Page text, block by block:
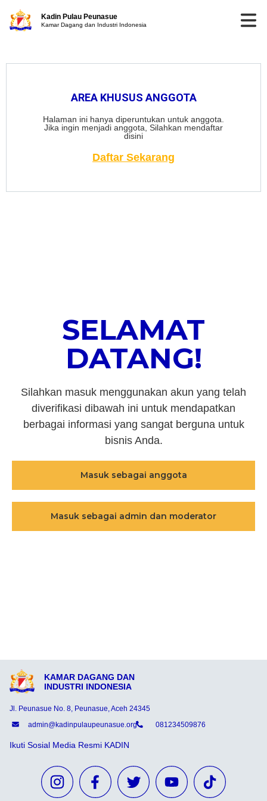
Kadin Pulau Peunasue
Kamar Dagang dan Industri Indonesia
AREA KHUSUS ANGGOTA
Halaman ini hanya diperuntukan untuk anggota.
Jika ingin menjadi anggota, Silahkan mendaftar
disini
Daftar Sekarang
SELAMAT
DATANG!
Silahkan masuk menggunakan akun yang telah
diverifikasi dibawah ini untuk mendapatkan
berbagai informasi yang sangat berguna untuk
bisnis Anda.
Masuk sebagai anggota
Masuk sebagai admin dan moderator
KAMAR DAGANG DAN
INDUSTRI INDONESIA
Jl. Peunasue No. 8, Peunasue, Aceh 24345
admin@kadinpulaupeunasue.org
081234509876
Ikuti Sosial Media Resmi KADIN